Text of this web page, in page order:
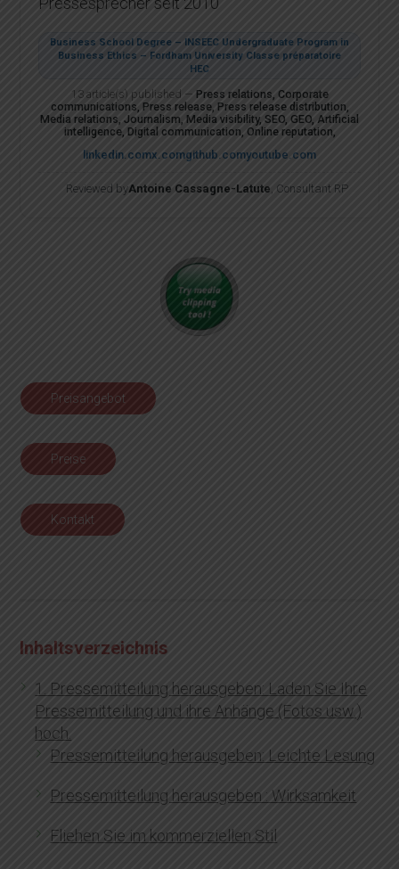
Business School Degree – INSEEC Undergraduate Program in
Business Ethics – Fordham University Classe préparatoire
HEC
13 article(s) published — Press relations, Corporate
communications, Press release, Press release distribution,
Media relations, Journalism, Media visibility, SEO, GEO, Artificial
intelligence, Digital communication, Online reputation,
linkedin.comx.comgithub.comyoutube.com
Reviewed byAntoine Cassagne-Latute, Consultant RP
Preisangebot
Preise
Kontakt
Inhaltsverzeichnis
1. Pressemitteilung herausgeben: Laden Sie Ihre
Pressemitteilung und ihre Anhänge (Fotos usw.)
hoch.
Pressemitteilung herausgeben: Leichte Lesung
Pressemitteilung herausgeben : Wirksamkeit
Fliehen Sie im kommerziellen Stil